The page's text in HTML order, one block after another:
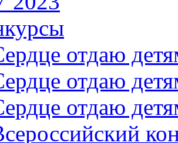
отдаю
отдаю
отдаю